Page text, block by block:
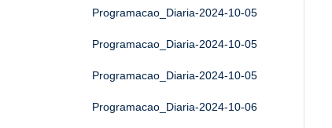
Programacao_Diaria-2024-10-05
Programacao_Diaria-2024-10-05
Programacao_Diaria-2024-10-05
Programacao_Diaria-2024-10-06